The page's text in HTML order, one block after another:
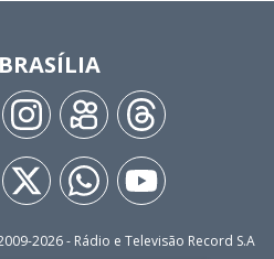
BRASÍLIA
2026- Rádio e Televisão Record S.A